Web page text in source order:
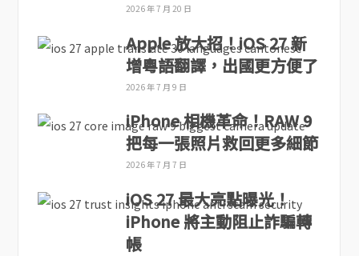
2026 年 7 月 20 日
Apple 放大招！iOS 27 新
增粵語翻譯，出國更方便了
2026 年 7 月 9 日
iPhone 相機革命！RAW 9
把每一張照片救回更多細節
2026 年 7 月 7 日
iOS 27 最大亮點曝光！
iPhone 將主動阻止詐騙轉
帳